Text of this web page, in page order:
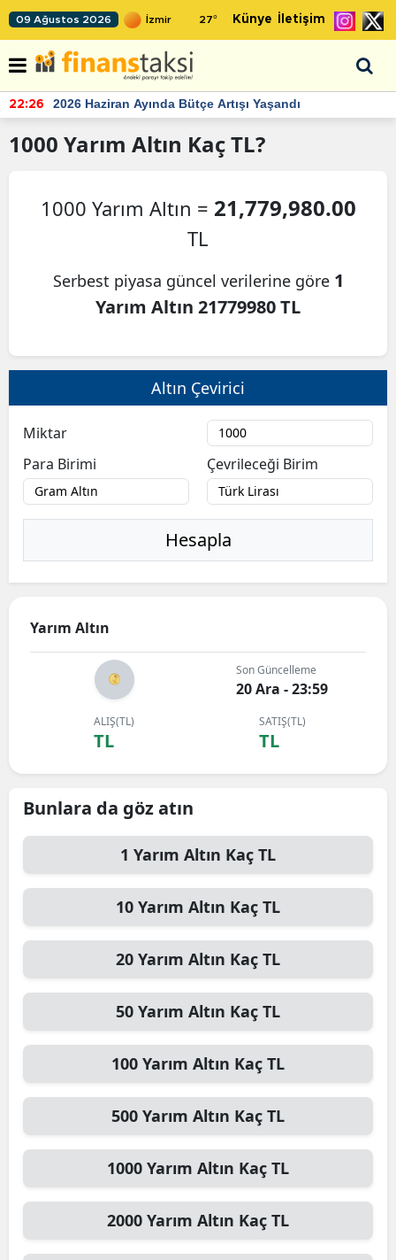
09 Ağustos 2026 27° Künye İletişim
22:26 2026 Haziran Ayında Bütçe Artışı Yaşandı
1000 Yarım Altın Kaç TL?
1000 Yarım Altın = 21,779,980.00
TL
Serbest piyasa güncel verilerine göre 1
Yarım Altın 21779980 TL
Altın Çevirici
Miktar
Para Birimi
Çevrileceği Birim
Hesapla
Yarım Altın
Son Güncelleme
20 Ara - 23:59
ALIŞ(TL)
TL
SATIŞ(TL)
TL
Bunlara da göz atın
1 Yarım Altın Kaç TL
10 Yarım Altın Kaç TL
20 Yarım Altın Kaç TL
50 Yarım Altın Kaç TL
100 Yarım Altın Kaç TL
500 Yarım Altın Kaç TL
1000 Yarım Altın Kaç TL
2000 Yarım Altın Kaç TL